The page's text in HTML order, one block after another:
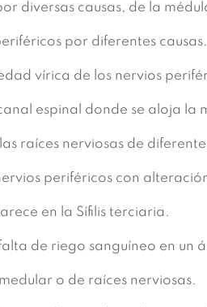
diversas causas, de la
por diferentes causas.
vírica de los nervios
espinal donde se aloja la
raíces nerviosas de
periféricos con
en la Sífilis terciaria.
de riego sanguíneo en un
o de raíces nerviosas.